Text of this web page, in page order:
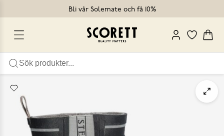
Bli vår Solemate och få 10%